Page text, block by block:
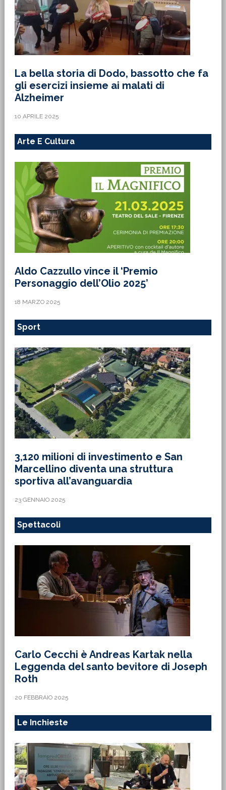
La bella storia di Dodo, bassotto che fa
gli esercizi insieme ai malati di
Alzheimer
10 APRILE 2025
Arte E Cultura
Aldo Cazzullo vince il ‘Premio
Personaggio dell’Olio 2025’
18 MARZO 2025
Sport
3,120 milioni di investimento e San
Marcellino diventa una struttura
sportiva all’avanguardia
23 GENNAIO 2025
Spettacoli
Carlo Cecchi è Andreas Kartak nella
Leggenda del santo bevitore di Joseph
Roth
20 FEBBRAIO 2025
Le Inchieste